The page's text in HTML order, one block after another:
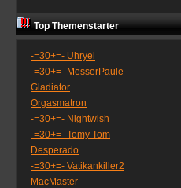
Top Themenstarter
-=30+=- Uhryel
-=30+=- MesserPaule
Gladiator
Orgasmatron
-=30+=- Nightwish
-=30+=- Tomy Tom
Desperado
-=30+=- Vatikankiller2
MacMaster